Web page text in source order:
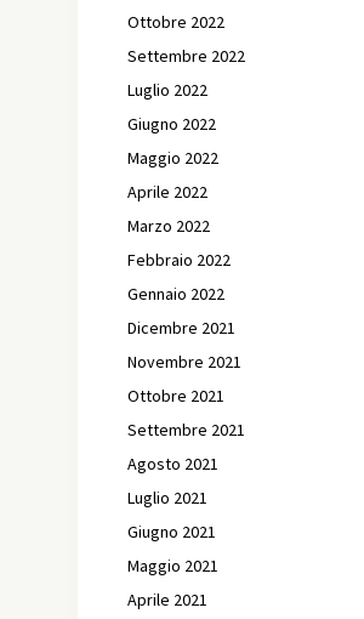
Ottobre 2022
Settembre 2022
Luglio 2022
Giugno 2022
Maggio 2022
Aprile 2022
Marzo 2022
Febbraio 2022
Gennaio 2022
Dicembre 2021
Novembre 2021
Ottobre 2021
Settembre 2021
Agosto 2021
Luglio 2021
Giugno 2021
Maggio 2021
Aprile 2021